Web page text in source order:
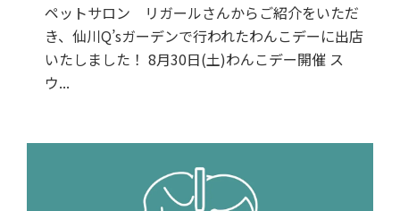
ペットサロン リガールさんからご紹介をいただ
き、仙川Q’sガーデンで行われたわんこデーに出店
いたしました！ 8月30日(土)わんこデー開催 ス
ウ...